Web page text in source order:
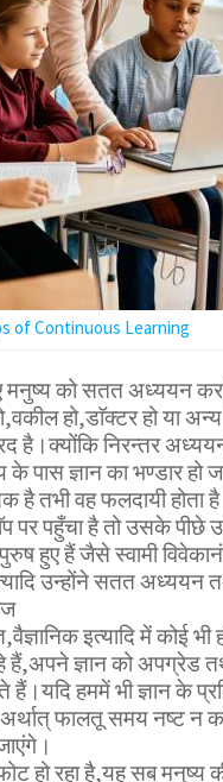
of Continuous Learning
मनुष्य को सतत अध्ययन
हो,डाॅक्टर हो या
है।क्योंकि निरन्तर
पास ज्ञान का भण्डार हो
है तभी वह फलदायी होता
पर पहुँचा है तो उसके
हुए हैं जैसे स्वामी
उन्होंने सतत अध्ययन
इत्यादि में कोई
हैं,अपने ज्ञान को
हैं।यदि हममें भी ज्ञान के
फालतू समय नष्ट न
हो रहा है,यह सब मनुष्य